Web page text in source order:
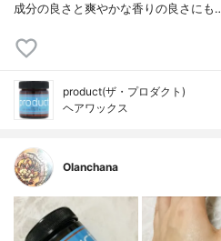
成分の良さと爽やかな香りの良さにも
product(ザ・プロダクト)
ヘアワックス
Olanchana